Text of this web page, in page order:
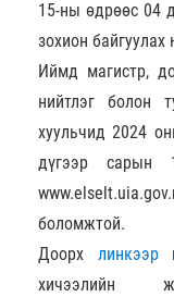
15-ны өдрөөс 04
зохион байгуулах
Иймд магистр,
нийтлэг болон
хуульчид 2024
дүгээр сарын
боломжтой.
Доорх линкээр
хичээлийн